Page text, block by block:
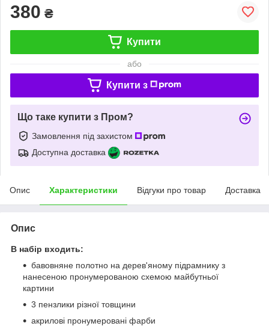
380 ₴
Купити
або
Купити з
Що таке купити з Пром?
Замовлення під захистом
Доступна доставка
Опис Характеристики Відгуки про товар Доставка
Опис
В набір входить:
бавовняне полотно на дерев'яному підрамнику з
нанесеною пронумерованою схемою майбутньої
картини
3 пензлики різної товщини
акрилові пронумеровані фарби